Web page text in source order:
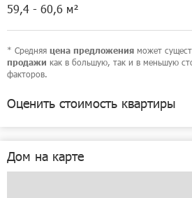
59,4 - 60,6 м²
* Средняя цена предложения может
продажи как в большую, так и в меньшую
факторов.
Оценить стоимость квартиры
Дом на карте